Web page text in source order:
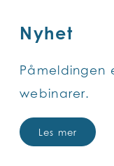
Nyhet
Påmeldingen
webinarer.
Les mer